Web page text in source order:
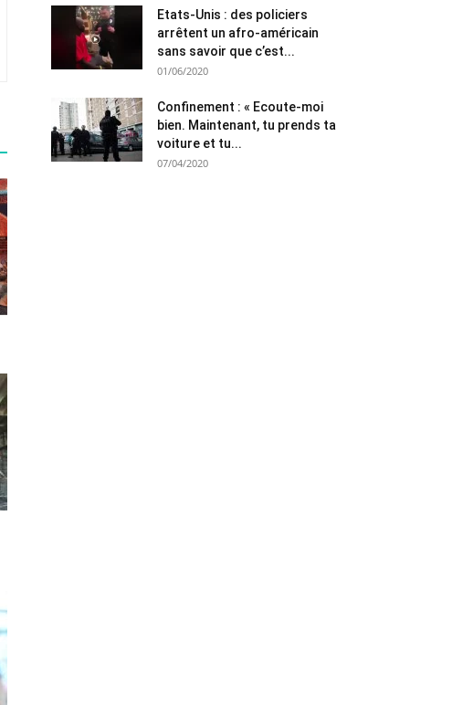
Etats-Unis : des policiers
arrêtent un afro-américain
sans savoir que c’est...
01/06/2020
Confinement : « Ecoute-moi
bien. Maintenant, tu prends ta
voiture et tu...
07/04/2020